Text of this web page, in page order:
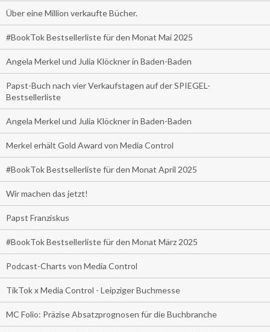
Über eine Million verkaufte Bücher.
#BookTok Bestsellerliste für den Monat Mai 2025
Angela Merkel und Julia Klöckner in Baden-Baden
Papst-Buch nach vier Verkaufstagen auf der SPIEGEL-
Bestsellerliste
Angela Merkel und Julia Klöckner in Baden-Baden
Merkel erhält Gold Award von Media Control
#BookTok Bestsellerliste für den Monat April 2025
Wir machen das jetzt!
Papst Franziskus
#BookTok Bestsellerliste für den Monat März 2025
Podcast-Charts von Media Control
TikTok x Media Control - Leipziger Buchmesse
MC Folio: Präzise Absatzprognosen für die Buchbranche